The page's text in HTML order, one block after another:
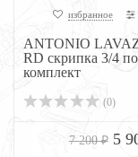
избранное
ANTONIO
RD скрипка 3/4
комплект
(0)
7 200 ₽ 5